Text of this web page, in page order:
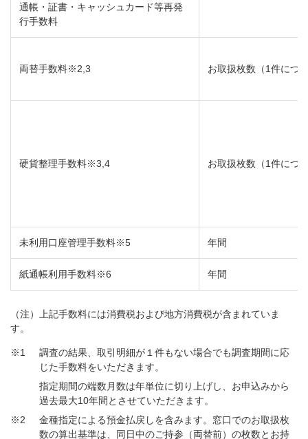
通帳・証書・キャッシュカード等再発
行手数料
両替手数料※2,3 お取扱枚数（1件につ
硬貨整理手数料※3,4 お取扱枚数（1件につ
未利用口座管理手数料※5 年間
紙通帳利用手数料※6 年間
（注）上記手数料には消費税および地方消費税が含まれていま
す。
※1
調査の結果、取引明細が１件もない場合でも調査期間に応
じた手数料をいただきます。
指定期間の端数月数は年単位に切り上げし、お申込みから
過去最大10年間とさせていただきます。
※2
金種指定による預金払戻しを含みます。窓口でのお取扱枚
数の算出基準は、同日中のご持参（両替前）の枚数とお持